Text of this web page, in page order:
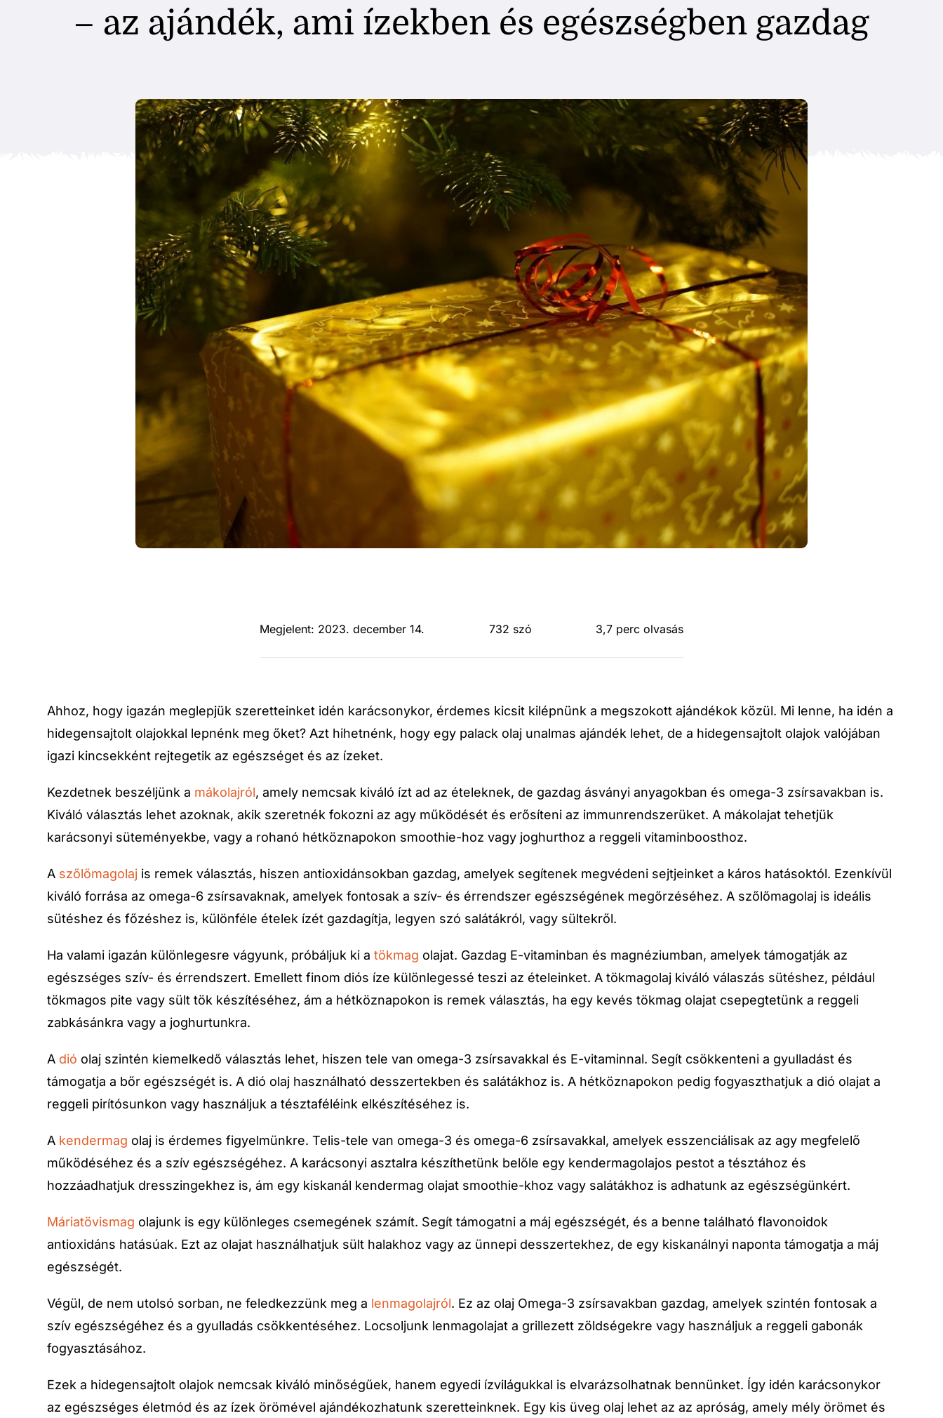
– az ajándék, ami ízekben és egészségben gazdag
Megjelent: 2023. december 14. 732 szó 3,7 perc olvasás
Ahhoz, hogy igazán meglepjük szeretteinket idén karácsonykor, érdemes kicsit kilépnünk a megszokott ajándékok közül. Mi lenne, ha idén a
hidegensajtolt olajokkal lepnénk meg őket? Azt hihetnénk, hogy egy palack olaj unalmas ajándék lehet, de a hidegensajtolt olajok valójában
igazi kincsekként rejtegetik az egészséget és az ízeket.
Kezdetnek beszéljünk a mákolajról, amely nemcsak kiváló ízt ad az ételeknek, de gazdag ásványi anyagokban és omega-3 zsírsavakban is.
Kiváló választás lehet azoknak, akik szeretnék fokozni az agy működését és erősíteni az immunrendszerüket. A mákolajat tehetjük
karácsonyi süteményekbe, vagy a rohanó hétköznapokon smoothie-hoz vagy joghurthoz a reggeli vitaminboosthoz.
A szőlőmagolaj is remek választás, hiszen antioxidánsokban gazdag, amelyek segítenek megvédeni sejtjeinket a káros hatásoktól. Ezenkívül
kiváló forrása az omega-6 zsírsavaknak, amelyek fontosak a szív- és érrendszer egészségének megőrzéséhez. A szőlőmagolaj is ideális
sütéshez és főzéshez is, különféle ételek ízét gazdagítja, legyen szó salátákról, vagy sültekről.
Ha valami igazán különlegesre vágyunk, próbáljuk ki atökmag olajat. Gazdag E-vitaminban és magnéziumban, amelyek támogatják az
egészséges szív- és érrendszert. Emellett finom diós íze különlegessé teszi az ételeinket. A tökmagolaj kiváló válaszás sütéshez, például
tökmagos pite vagy sült tök készítéséhez, ám a hétköznapokon is remek választás, ha egy kevés tökmag olajat csepegtetünk a reggeli
zabkásánkra vagy a joghurtunkra.
A dió olaj szintén kiemelkedő választás lehet, hiszen tele van omega-3 zsírsavakkal és E-vitaminnal. Segít csökkenteni a gyulladást és
támogatja a bőr egészségét is. A dió olaj használható desszertekben és salátákhoz is. A hétköznapokon pedig fogyaszthatjuk a dió olajat a
reggeli pirítósunkon vagy használjuk a tésztaféléink elkészítéséhez is.
A kendermag olaj is érdemes figyelmünkre. Telis-tele van omega-3 és omega-6 zsírsavakkal, amelyek esszenciálisak az agy megfelelő
működéséhez és a szív egészségéhez. A karácsonyi asztalra készíthetünk belőle egy kendermagolajos pestot a tésztához és
hozzáadhatjuk dresszingekhez is, ám egy kiskanál kendermag olajat smoothie-khoz vagy salátákhoz is adhatunk az egészségünkért.
Máriatövismag olajunk is egy különleges csemegének számít. Segít támogatni a máj egészségét, és a benne található flavonoidok
antioxidáns hatásúak. Ezt az olajat használhatjuk sült halakhoz vagy az ünnepi desszertekhez, de egy kiskanálnyi naponta támogatja a máj
egészségét.
Végül, de nem utolsó sorban, ne feledkezzünk meg a lenmagolajról. Ez az olaj Omega-3 zsírsavakban gazdag, amelyek szintén fontosak a
szív egészségéhez és a gyulladás csökkentéséhez. Locsoljunk lenmagolajat a grillezett zöldségekre vagy használjuk a reggeli gabonák
fogyasztásához.
Ezek a hidegensajtolt olajok nemcsak kiváló minőségűek, hanem egyedi ízvilágukkal is elvarázsolhatnak bennünket. Így idén karácsonykor
az egészséges életmód és az ízek örömével ajándékozhatunk szeretteinknek. Egy kis üveg olaj lehet az az apróság, amely mély örömet és